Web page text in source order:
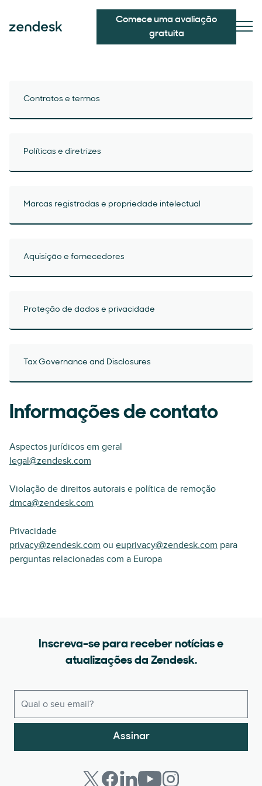
Comece uma avaliação
gratuita
Contratos e termos
Políticas e diretrizes
Marcas registradas e propriedade intelectual
Aquisição e fornecedores
Proteção de dados e privacidade
Tax Governance and Disclosures
Informações de contato
Aspectos jurídicos em geral
legal@zendesk.com
Violação de direitos autorais e política de remoção
dmca@zendesk.com
Privacidade
privacy@zendesk.com ou euprivacy@zendesk.com para
perguntas relacionadas com a Europa
Inscreva-se para receber notícias e
atualizações da Zendesk.
Assinar